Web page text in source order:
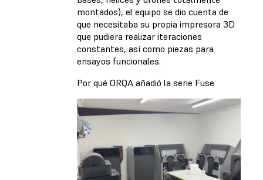
montados), el equipo se dio cuenta de
que necesitaba su propia impresora 3D
que pudiera realizar iteraciones
constantes, así como piezas para
ensayos funcionales.
Por qué ORQA añadió la serie Fuse